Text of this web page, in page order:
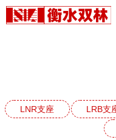
LNR支座 LRB支